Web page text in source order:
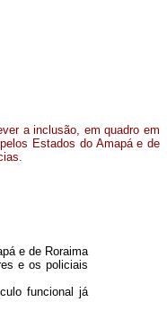
a inclusão, em quadro em
Estados do Amapá e de
e de Roraima
e os policiais
funcional já